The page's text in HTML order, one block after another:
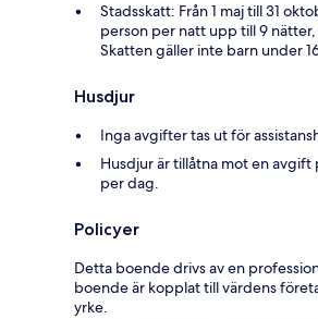
Stadsskatt: Från 1 maj till 31
person per natt upp till 9 nätter,
Skatten gäller inte barn under
Husdjur
Inga avgifter tas ut för
Husdjur är tillåtna mot en avgift
per dag.
Policyer
Detta boende drivs av en
boende är kopplat till värdens
yrke.